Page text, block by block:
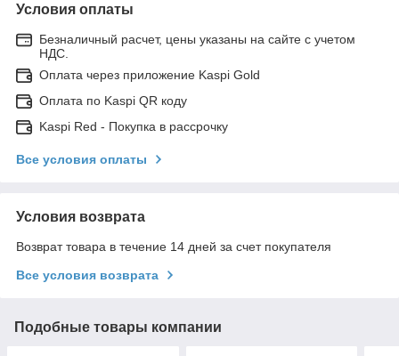
Условия оплаты
Безналичный расчет, цены указаны на сайте с учетом
НДС.
Оплата через приложение Kaspi Gold
Оплата по Kaspi QR коду
Kaspi Red - Покупка в рассрочку
Все условия оплаты
Условия возврата
Возврат товара в течение 14 дней за счет покупателя
Все условия возврата
Подобные товары компании